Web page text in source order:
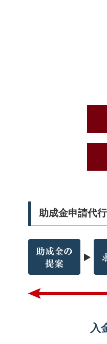
助成金申請代
入